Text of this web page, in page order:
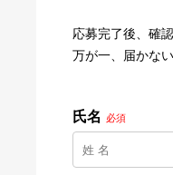
応募完了後、確
万が一、届かな
氏名 必須